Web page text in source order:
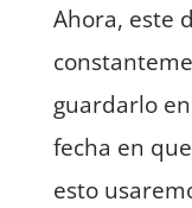
Ahora, este
guardarlo
fecha en
esto